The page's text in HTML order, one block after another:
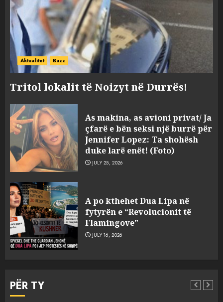
Aktualitet Buzz
Tritol lokalit të Noizyt në Durrës!
As makina, as avioni privat/ Ja
çfarë e bën seksi një burrë për
Jennifer Lopez: Ta shohësh
duke larë enët! (Foto)
JULY 25, 2026
A po kthehet Dua Lipa në
fytyrën e “Revolucionit të
Flamingove”
JULY 16, 2026
PËR TY
3
racist në rrjetet sociale ndaj
gazetarit grek me origjinë
shqiptare: Je mysafir këtu,
nuk duhet të flasësh!
burgosur përfundojnë në